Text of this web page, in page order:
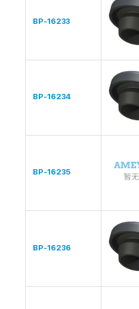
BP-16233
BP-16234
BP-16235
BP-16236